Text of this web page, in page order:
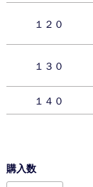
１２０
１３０
１４０
購入数